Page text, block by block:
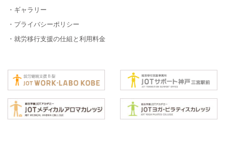
・ギャラリー
・プライバシーポリシー
・就労移行支援の仕組と利用料金